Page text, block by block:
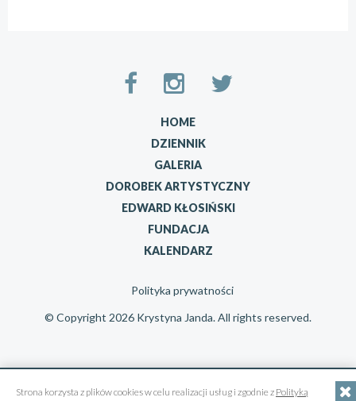
HOME
DZIENNIK
GALERIA
DOROBEK ARTYSTYCZNY
EDWARD KŁOSIŃSKI
FUNDACJA
KALENDARZ
Polityka prywatności
© Copyright 2026 Krystyna Janda. All rights reserved.
Strona korzysta z plików cookies w celu realizacji usług i zgodnie z Polityką